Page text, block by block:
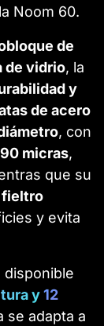
Noom 60.
de
de vidrio, la
y
de acero
, con
micras,
que su
fieltro
y evita
disponible
y12
se adapta a